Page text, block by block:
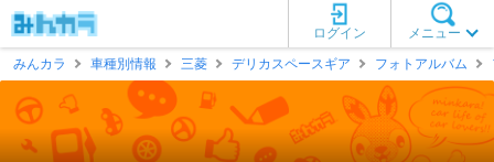
メニュー
ログイン
みんカラ
車種別情報 三菱 デリカスペースギア フォトアルバム